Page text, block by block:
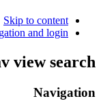
Skip to content
and login
view search
Navigation